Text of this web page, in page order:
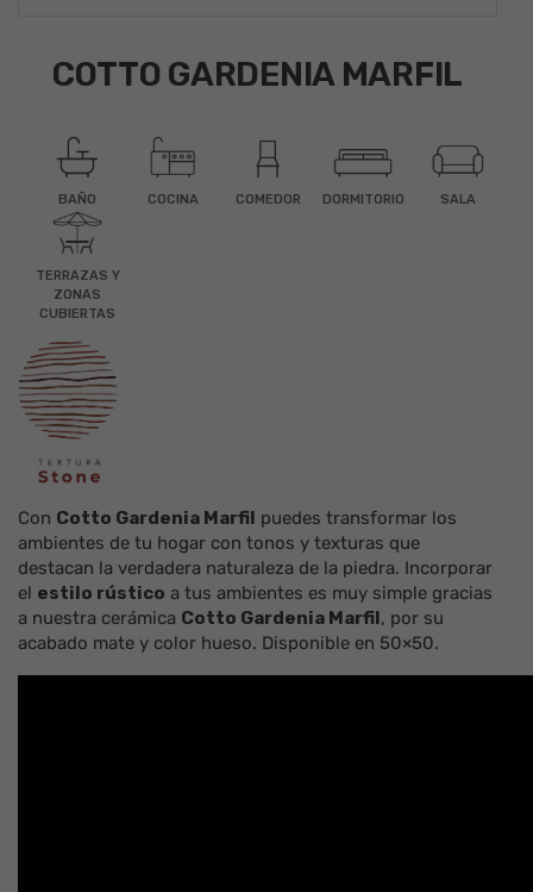
COTTO GARDENIA MARFIL
BAÑO COCINA COMEDOR DORMITORIO SALA
TERRAZAS Y
ZONAS
CUBIERTAS
Con Cotto Gardenia Marfil
puedes transformar los
ambientes de tu hogar con tonos y texturas que
destacan la verdadera naturaleza de la piedra. Incorporar
el estilo rústico a tus ambientes es muy simple gracias
a nuestra cerámica Cotto Gardenia Marfil , por su
acabado mate y color hueso. Disponible en 50×50.